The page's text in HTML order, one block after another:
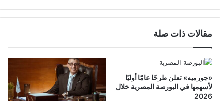
مقالات ذات صلة
«جورميه» تعلن طرحًا عامًا أوليًا
لأسهمها في البورصة المصرية خلال
2026